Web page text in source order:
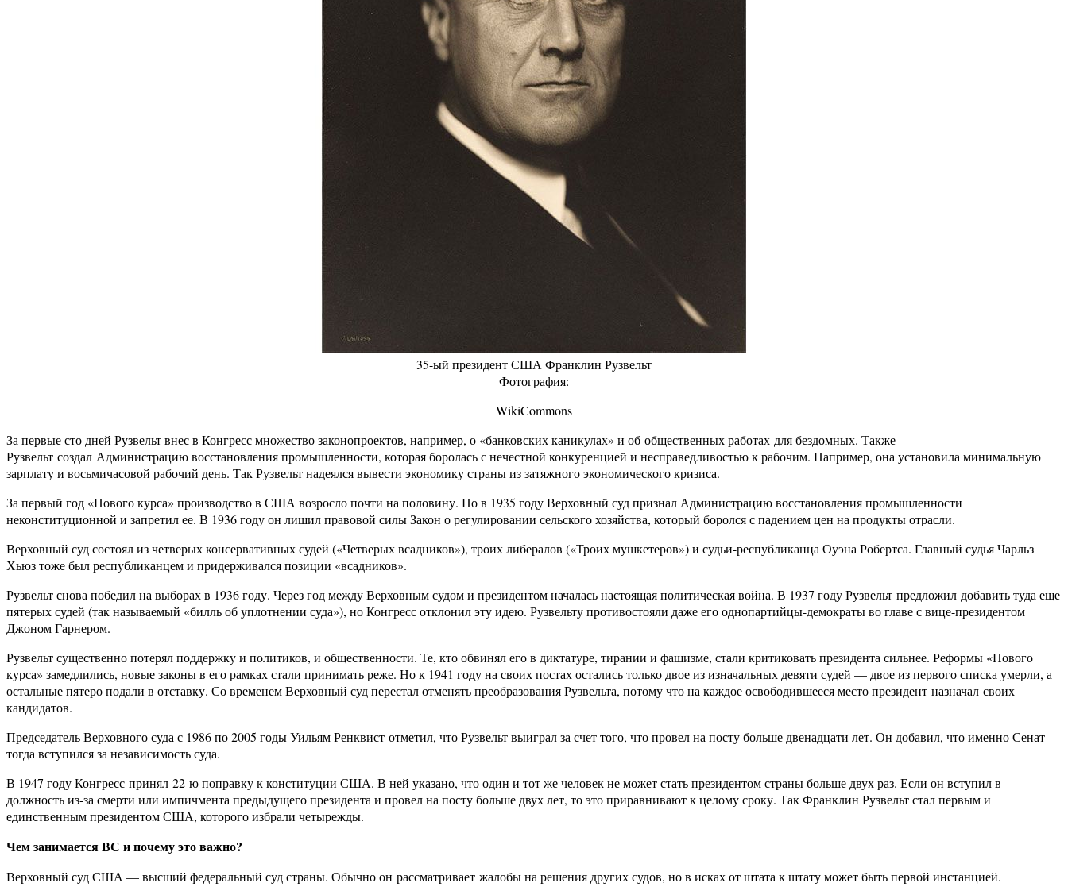
35-ый президент США Франклин Рузвельт
Фотография:
WikiCommons
За первые сто дней Рузвельт внес в Конгресс множество законопроектов, например, о «банковских каникулах» и об общественных работах для бездомных. Также
Рузвельт создал Администрацию восстановления промышленности, которая боролась с нечестной конкуренцией и несправедливостью к рабочим. Например, она установила минимальную
зарплату и восьмичасовой рабочий день. Так Рузвельт надеялся вывести экономику страны из затяжного экономического кризиса.
За первый год «Нового курса» производство в США возросло почти на половину. Но в 1935 году Верховный суд признал Администрацию восстановления промышленности
неконституционной и запретил ее. В 1936 году он лишил правовой силы Закон о регулировании сельского хозяйства, который боролся с падением цен на продукты отрасли.
Верховный суд состоял из четверых консервативных судей («Четверых всадников»), троих либералов («Троих мушкетеров») и судьи-республиканца Оуэна Робертса. Главный судья Чарльз
Хьюз тоже был республиканцем и придерживался позиции «всадников».
Рузвельт снова победил на выборах в 1936 году. Через год между Верховным судом и президентом началась настоящая политическая война. В 1937 году Рузвельт предложил добавить туда еще
пятерых судей (так называемый «билль об уплотнении суда»), но Конгресс отклонил эту идею. Рузвельту противостояли даже его однопартийцы-демократы во главе с вице-президентом
Джоном Гарнером.
Рузвельт существенно потерял поддержку и политиков, и общественности. Те, кто обвинял его в диктатуре, тирании и фашизме, стали критиковать президента сильнее. Реформы «Нового
курса» замедлились, новые законы в его рамках стали принимать реже. Но к 1941 году на своих постах остались только двое из изначальных девяти судей — двое из первого списка умерли, а
остальные пятеро подали в отставку. Со временем Верховный суд перестал отменять преобразования Рузвельта, потому что на каждое освободившееся место президент назначал своих
кандидатов.
Председатель Верховного суда с 1986 по 2005 годы Уильям Ренквист отметил, что Рузвельт выиграл за счет того, что провел на посту больше двенадцати лет. Он добавил, что именно Сенат
тогда вступился за независимость суда.
В 1947 году Конгресс принял 22-ю поправку к конституции США. В ней указано, что один и тот же человек не может стать президентом страны больше двух раз. Если он вступил в
должность из-за смерти или импичмента предыдущего президента и провел на посту больше двух лет, то это приравнивают к целому сроку. Так Франклин Рузвельт стал первым и
единственным президентом США, которого избрали четырежды.
Чем занимается ВС и почему это важно?
Верховный суд США — высший федеральный суд страны. Обычно он рассматривает жалобы на решения других судов, но в исках от штата к штату может быть первой инстанцией.